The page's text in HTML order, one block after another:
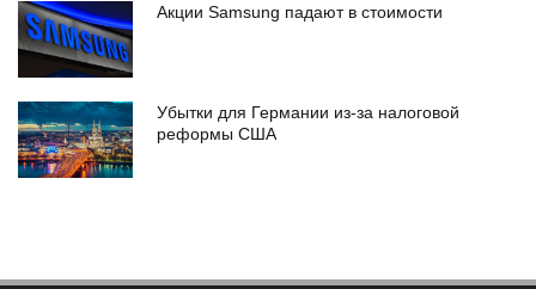
Акции Samsung падают в стоимости
Убытки для Германии из-за налоговой
реформы США